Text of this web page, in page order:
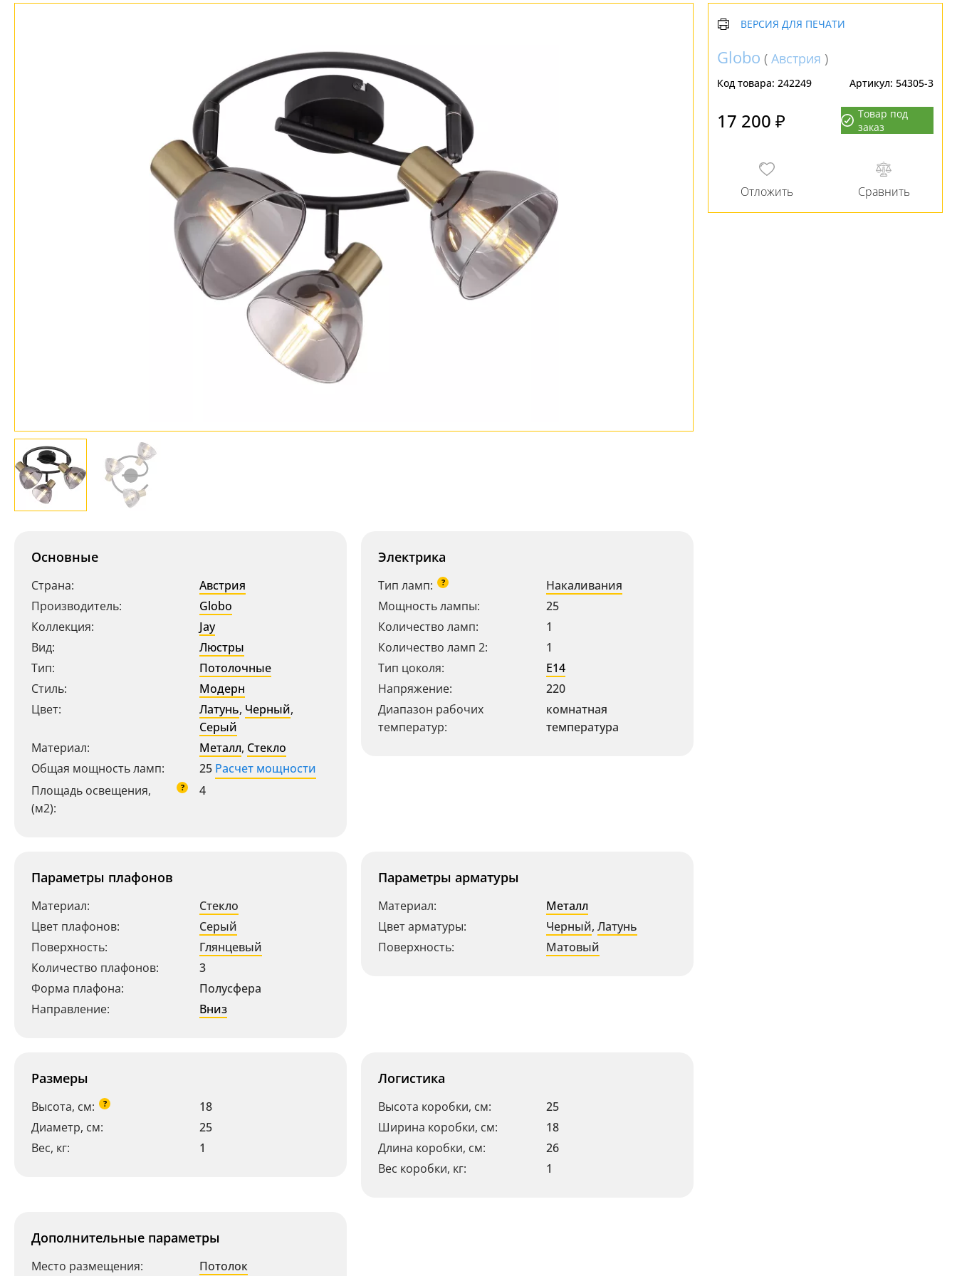
Возврат
Основные
Страна:
Австрия
Производитель:
Globo
Коллекция:
Jay
Вид:
Люстры
Тип:
Потолочные
Стиль:
Модерн
Цвет:
Латунь, Черный,
Серый
Материал:
Металл, Стекло
Общая мощность ламп:
25 Расчет мощности
Площадь освещения,
(м2):
? 4
Электрика
Тип ламп: ?
Накаливания
Мощность лампы:
25
Количество ламп:
1
Количество ламп 2:
1
Тип цоколя:
E14
Напряжение:
220
Диапазон рабочих
температур:
комнатная
температура
Параметры плафонов
Материал:
Стекло
Цвет плафонов:
Серый
Поверхность:
Глянцевый
Количество плафонов:
3
Форма плафона:
Полусфера
Направление:
Вниз
Параметры арматуры
Материал:
Металл
Цвет арматуры:
Черный, Латунь
Поверхность:
Матовый
Размеры
Высота, см: ?
18
Диаметр, см:
25
Вес, кг:
1
Логистика
Высота коробки, см:
25
Ширина коробки, см:
18
Длина коробки, см:
26
Вес коробки, кг:
1
Дополнительные параметры
Место размещения: Потолок
ВЕРСИЯ ДЛЯ ПЕЧАТИ
Globo ( Австрия )
Код товара: 242249 Артикул: 54305-3
17 200 ₽
Товар под
заказ